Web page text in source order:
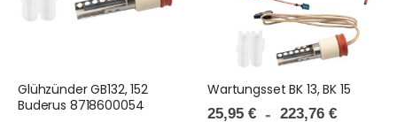
Glühzünder GB132, 152
Buderus 8718600054
Wartungsset BK 13, BK 15
25,95 € 223,76 €